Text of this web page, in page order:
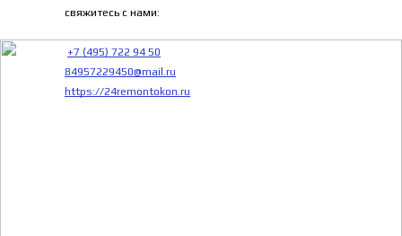
свяжитесь с нами:
+7 (495) 722 94 50
84957229450@mail.ru
https://24remontokon.ru